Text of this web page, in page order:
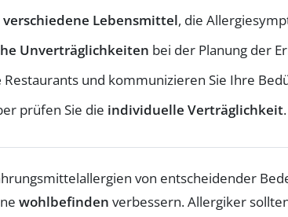
verschiedene Lebensmittel, die
Unverträglichkeiten bei der Planung der
Restaurants und kommunizieren Sie Ihre
prüfen Sie die individuelle Verträglichkeit.
von entscheidender
wohlbefinden verbessern. Allergiker